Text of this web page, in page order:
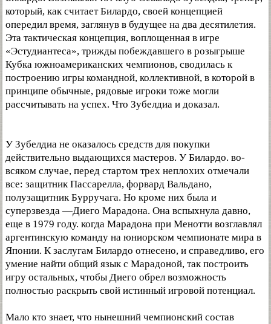
который, как считает Билардо, своей концепцией
опередил время, заглянув в будущее на два десятилетия.
Эта тактическая концепция, воплощенная в игре
«Эстудиантеса», трижды побеждавшего в розыгрыше
Кубка южноамериканских чемпионов, сводилась к
построению игры командной, коллективной, в которой в
принципе обычные, рядовые игроки тоже могли
рассчитывать на успех. Что Зубелдиа и доказал.
У Зубелдиа не оказалось средств для покупки
действительно выдающихся мастеров. У Билардо. во-
всяком случае, перед стартом трех неплохих отмечали
все: защитник Пассарелла, форвард Вальдано,
полузащитник Бурручага. Но кроме них была и
суперзвезда —Диего Марадона. Она вспыхнула давно,
еще в 1979 году. когда Марадона при Менотти возглавлял
аргентинскую команду на юниорском чемпионате мира в
Японии. К заслугам Билардо отнесено, и справедливо, его
умение найти общий язык с Марадоной, так построить
игру остальных, чтобы Диего обрел возможность
полностью раскрыть свой истинный игровой потенциал.
Мало кто знает, что нынешний чемпионский состав